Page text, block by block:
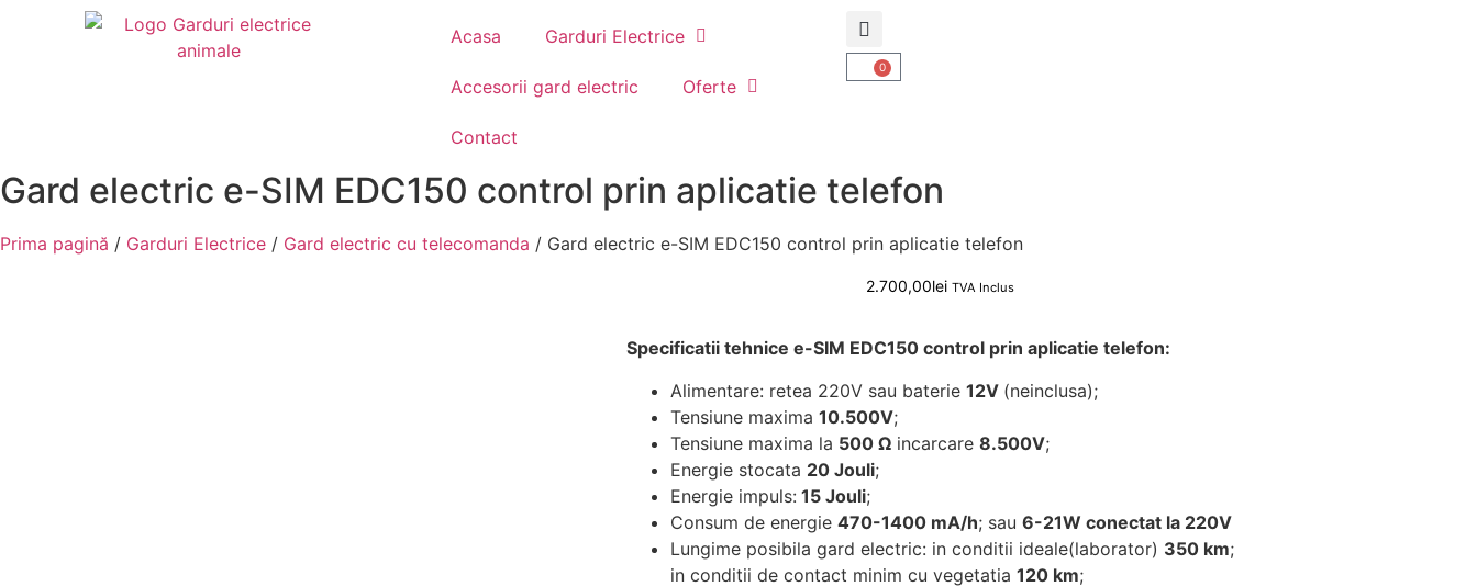
Acasa Garduri Electrice
Accesorii gard electric Oferte
Contact
0
Gard electric e-SIM EDC150 control prin aplicatie telefon
Prima pagină / Garduri Electrice / Gard electric cu telecomanda / Gard electric e-SIM EDC150 control prin aplicatie telefon
2.700,00lei TVA Inclus
Specificatii tehnice e-SIM EDC150 control prin aplicatie telefon:
Alimentare: retea 220V sau baterie 12V (neinclusa);
Tensiune maxima 10.500V;
Tensiune maxima la 500 Ω incarcare 8.500V;
Energie stocata 20 Jouli;
Energie impuls: 15 Jouli;
Consum de energie 470-1400 mA/h; sau 6-21W conectat la 220V
Lungime posibila gard electric: in conditii ideale(laborator) 350 km;
in conditii de contact minim cu vegetatia 120 km;